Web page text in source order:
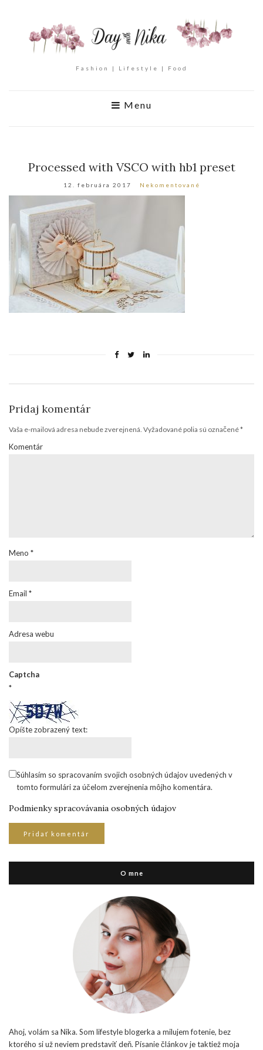
Fashion | Lifestyle | Food
Menu
Processed with VSCO with hb1 preset
12. februára 2017 Nekomentované
Pridaj komentár
Vaša e-mailová adresa nebude zverejnená. Vyžadované polia sú označené*
Komentár
Meno *
Email *
Adresa webu
Captcha
*
Opíšte zobrazený text:
Súhlasím so spracovaním svojich osobných údajov uvedených v
tomto formulári za účelom zverejnenia môjho komentára.
Podmienky spracovávania osobných údajov
O mne
Ahoj, volám sa Nika. Som lifestyle blogerka a milujem fotenie, bez
ktorého si už neviem predstaviť deň. Písanie článkov je taktiež moja